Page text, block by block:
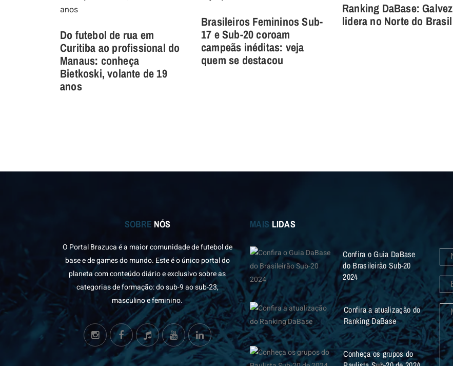
Do futebol de rua em
Curitiba ao profissional do
Manaus: conheça
Bietkoski, volante de 19
anos
Brasileiros Femininos Sub-
17 e Sub-20 coroam
campeãs inéditas: veja
quem se destacou
Ranking DaBase: Galvez
lidera no Norte do Brasil
SOBRE NÓS
O Portal Brazuca é a maior comunidade de futebol de
base e de games do mundo. Este é o único portal do
planeta com conteúdo diário e exclusivo sobre as
categorias de formação: do sub-9 ao sub-23,
masculino e feminino.
MAIS LIDAS
Confira o Guia DaBase
do Brasileirão Sub-20
2024
Confira a atualização do
Ranking DaBase
Conheça os grupos do